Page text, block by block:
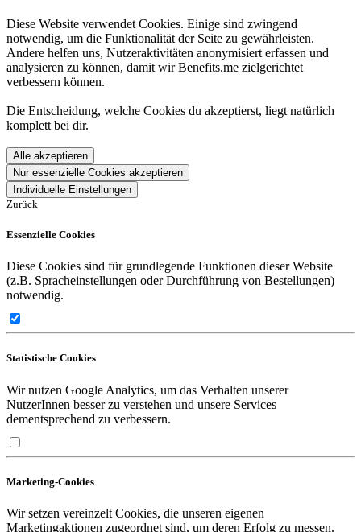
Diese Website verwendet Cookies. Einige sind zwingend
notwendig, um die Funktionalität der Seite zu gewährleisten.
Andere helfen uns, Nutzeraktivitäten anonymisiert erfassen und
analysieren zu können, damit wir Benefits.me zielgerichtet
verbessern können.
Die Entscheidung, welche Cookies du akzeptierst, liegt natürlich
komplett bei dir.
Alle akzeptieren
Nur essenzielle Cookies akzeptieren
Individuelle Einstellungen
Zurück
Essenzielle Cookies
Diese Cookies sind für grundlegende Funktionen dieser Website
(z.B. Spracheinstellungen oder Durchführung von Bestellungen)
notwendig.
Statistische Cookies
Wir nutzen Google Analytics, um das Verhalten unserer
NutzerInnen besser zu verstehen und unsere Services
dementsprechend zu verbessern.
Marketing-Cookies
Wir setzen vereinzelt Cookies, die unseren eigenen
Marketingaktionen zugeordnet sind, um deren Erfolg zu messen.